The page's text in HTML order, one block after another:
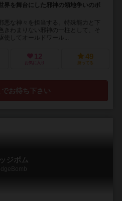
界を舞台にした邪神の領地争いのボ
悪な神々を担当する。特殊能力と下
きわまりない邪神の一柱として、そ
してオールドワール...
12
お気に入り
49
持ってる
お待ち下さい
ッジボム